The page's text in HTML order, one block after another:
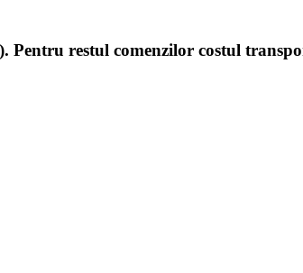
restul comenzilor costul